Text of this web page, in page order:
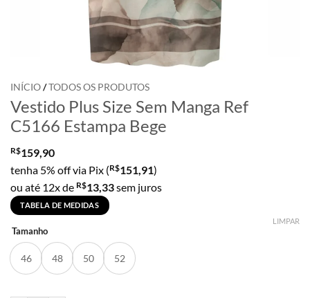
INÍCIO/TODOS OS PRODUTOS
Vestido Plus Size Sem Manga Ref
C5166 Estampa Bege
R$159,90
tenha 5% off via Pix (R$151,91)
ou até 12x de R$13,33sem juros
TABELA DE MEDIDAS
Tamanho
46 48 50 52
LIMPAR